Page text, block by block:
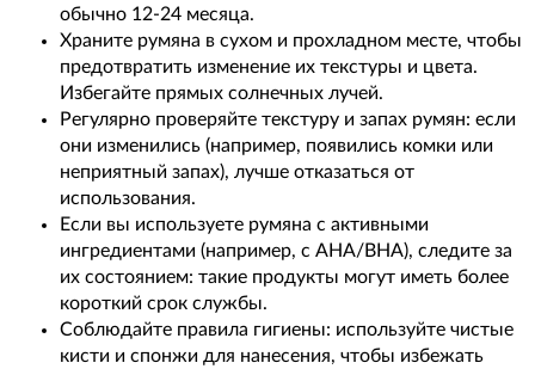
обычно 12-24 месяца.
Храните румяна в сухом и прохладном месте, чтобы
предотвратить изменение их текстуры и цвета.
Избегайте прямых солнечных лучей.
Регулярно проверяйте текстуру и запах румян: если
они изменились (например, появились комки или
неприятный запах), лучше отказаться от
использования.
Если вы используете румяна с активными
ингредиентами (например, с AHA/BHA), следите за
их состоянием: такие продукты могут иметь более
короткий срок службы.
Соблюдайте правила гигиены: используйте чистые
кисти и спонжи для нанесения, чтобы избежать